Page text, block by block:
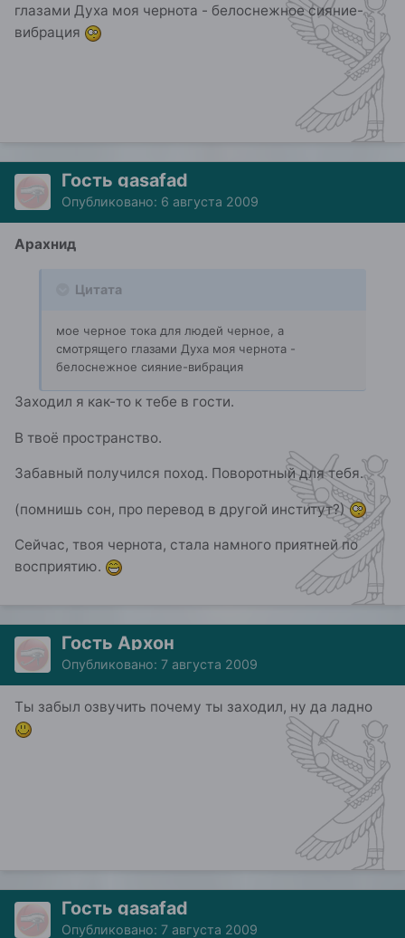
глазами Духа моя чернота - белоснежное сияние-
вибрация
Гость gasafad
Опубликовано: 6 августа 2009
Арахнид
Цитата
мое черное тока для людей черное, а
смотрящего глазами Духа моя чернота -
белоснежное сияние-вибрация
Заходил я как-то к тебе в гости.
В твоё пространство.
Забавный получился поход. Поворотный для тебя.
(помнишь сон, про перевод в другой институт?)
Сейчас, твоя чернота, стала намного приятней по
восприятию.
Гость Архон
Опубликовано: 7 августа 2009
Ты забыл озвучить почему ты заходил, ну да ладно
Гость gasafad
Опубликовано: 7 августа 2009